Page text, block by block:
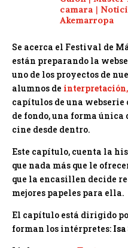
camara |
Akemarropa
Se acerca el Festival de
están preparando la
uno de los proyectos de
alumnos de interpretación,
capítulos de una
de fondo, una forma
cine desde dentro.
Este capítulo, cuenta la
que nada más que le
que la encasillen decide
mejores papeles para ella.
El capítulo está dirigido
forman los intérpretes: Isa